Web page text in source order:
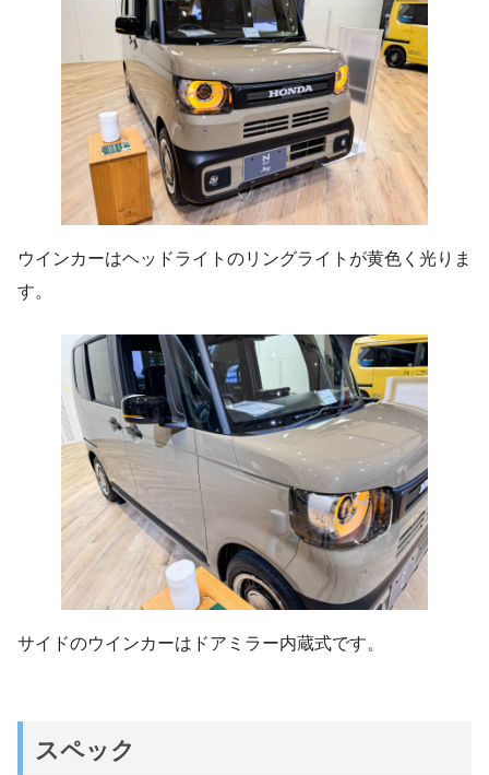
ウインカーはヘッドライトのリングライトが黄色く光りま
す。
サイドのウインカーはドアミラー内蔵式です。
スペック